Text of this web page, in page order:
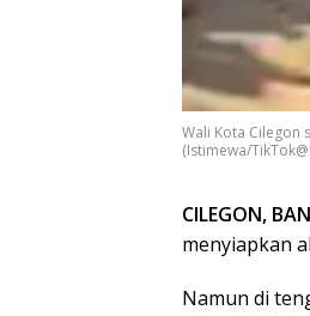
Wali Kota Cilegon
(Istimewa/
CILEGON,
menyiapkan
Namun di